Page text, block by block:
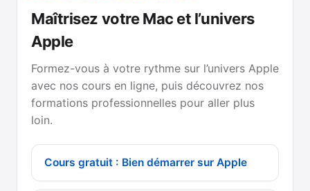
Maîtrisez votre Mac et l’univers
Apple
Formez-vous à votre rythme sur l’univers Apple
avec nos cours en ligne, puis découvrez nos
formations professionnelles pour aller plus
loin.
Cours gratuit : Bien démarrer sur Apple